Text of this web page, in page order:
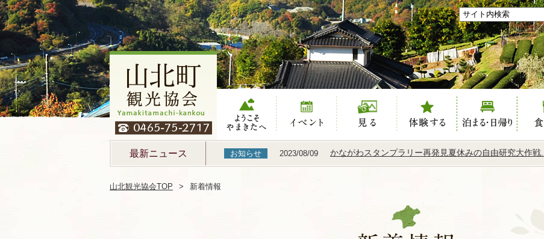
ようこそやまき
たへ
イベント 見る 体験する 泊まる 食べる
最新ニュース お知らせ 2023/08/09 かながわスタンプラリー再発見夏休みの自由研究大作戦...
山北観光協会TOP 新着情報